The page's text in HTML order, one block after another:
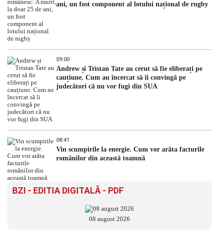
ani, un fost component al lotului național de rugby
09:00
Andrew și Tristan Tate au cerut să fie eliberați pe
cauțiune. Cum au încercat să îi convingă pe
judecători că nu vor fugi din SUA
08:41
Vin scumpirile la energie. Cum vor arăta facturile
românilor din această toamnă
BZI - EDITIA DIGITALĂ - PDF
08 august 2026